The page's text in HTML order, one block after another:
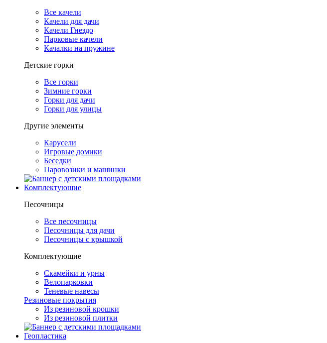
Все качели
Качели для дачи
Качели Гнездо
Парковые качели
Качалки на пружине
Детские горки
Все горки
Зимние горки
Горки для дачи
Горки для улицы
Другие элементы
Карусели
Игровые домики
Беседки
Паровозики и машинки
Комплектующие
Песочницы
Все песочницы
Песочницы для дачи
Песочницы с крышкой
Комплектующие
Скамейки и урны
Велопарковки
Теневые навесы
Резиновые покрытия
Из резиновой крошки
Из резиновой плитки
Геопластика